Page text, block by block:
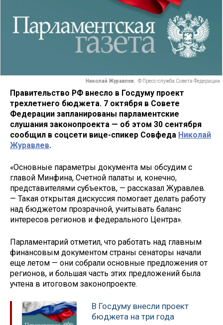
Николай Журавлев. © Пресс-служба Совета Федерации
Правительство РФ внесло в Госдуму проект
трехлетнего бюджета. 7 октября в Совете
Федерации запланированы парламентские
слушания законопроекта — об этом 30 сентября
сообщил в соцсети вице-спикер Совфеда Николай
Журавлев.
«Основные параметры документа мы обсудим с
главой Минфина, Счетной палаты и, конечно,
представителями субъектов, — рассказал Журавлев.
— Такая открытая дискуссия помогает делать работу
над бюджетом прозрачной, учитывать баланс
интересов регионов и федерального Центра».
Парламентарий отметил, что работать над главным
финансовым документом страны сенаторы начали
еще летом — они собрали основные предложения от
регионов, и большая часть этих предложений была
учтена в итоговом законопроекте.
В Госдуму внесли проект
бюджета на три года